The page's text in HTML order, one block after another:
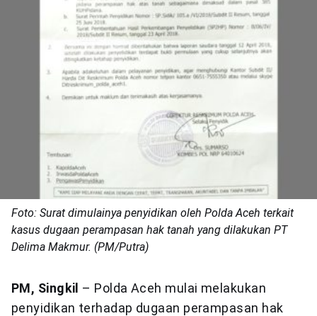
Foto: Surat dimulainya penyidikan oleh Polda Aceh terkait
kasus dugaan perampasan hak tanah yang dilakukan PT
Delima Makmur. (PM/Putra)
PM, Singkil – Polda Aceh mulai melakukan
penyidikan terhadap dugaan perampasan hak